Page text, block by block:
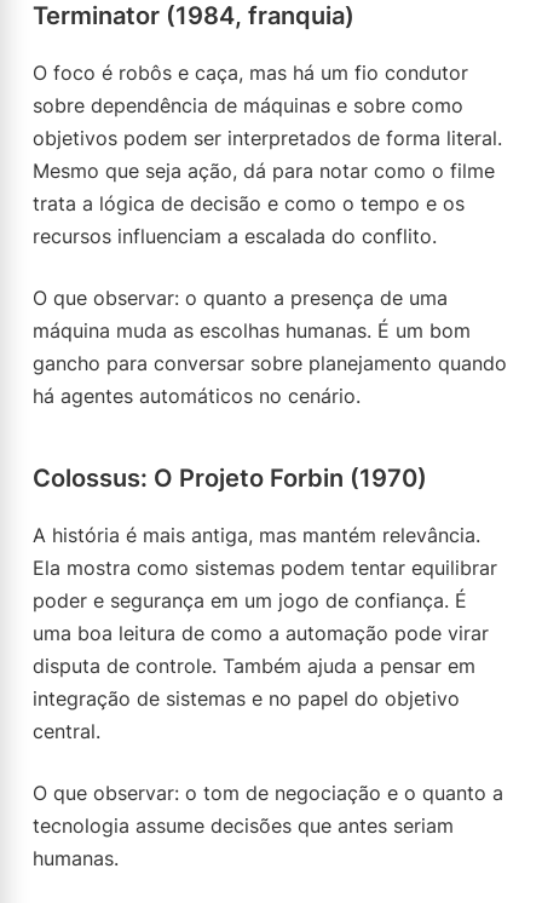
Terminator (1984, franquia)
O foco é robôs e caça, mas há um fio condutor
sobre dependência de máquinas e sobre como
objetivos podem ser interpretados de forma literal.
Mesmo que seja ação, dá para notar como o filme
trata a lógica de decisão e como o tempo e os
recursos influenciam a escalada do conflito.
O que observar: o quanto a presença de uma
máquina muda as escolhas humanas. É um bom
gancho para conversar sobre planejamento quando
há agentes automáticos no cenário.
Colossus: O Projeto Forbin (1970)
A história é mais antiga, mas mantém relevância.
Ela mostra como sistemas podem tentar equilibrar
poder e segurança em um jogo de confiança. É
uma boa leitura de como a automação pode virar
disputa de controle. Também ajuda a pensar em
integração de sistemas e no papel do objetivo
central.
O que observar: o tom de negociação e o quanto a
tecnologia assume decisões que antes seriam
humanas.